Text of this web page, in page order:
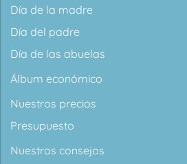
Día de la madre
Día del padre
Día de las abuelas
Álbum económico
Nuestros precios
Presupuesto
Nuestros consejos